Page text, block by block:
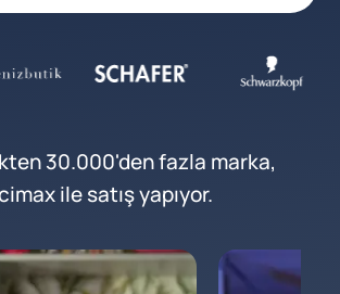
30.000'den fazla marka,
ile satış yapıyor.